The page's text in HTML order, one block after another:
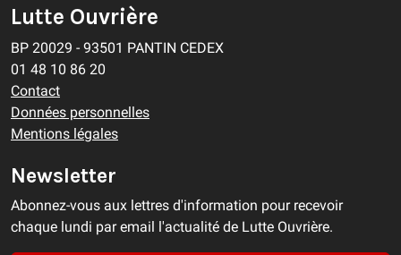
Lutte Ouvrière
BP 20029 - 93501 PANTIN CEDEX
01 48 10 86 20
Contact
Données personnelles
Mentions légales
Newsletter
Abonnez-vous aux lettres d'information pour recevoir
chaque lundi par email l'actualité de Lutte Ouvrière.